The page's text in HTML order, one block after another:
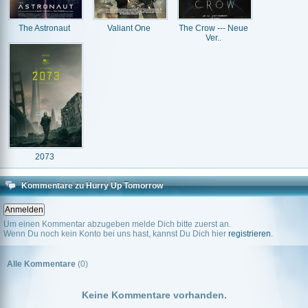
The Astronaut Valiant One
The Crow --- Neue
Ver..
2073
Kommentare zu Hurry Up Tomorrow
Um einen Kommentar abzugeben melde Dich bitte zuerst an.
Wenn Du noch kein Konto bei uns hast, kannst Du Dich hier registrieren.
Alle Kommentare (0)
Keine Kommentare vorhanden.